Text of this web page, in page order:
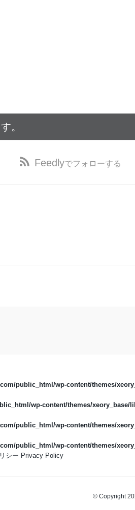
。
Feedlyでフォローする
public_html/wp-content/themes/
wp-content/themes/
public_html/wp-content/themes/
public_html/wp-content/themes/
シー Privacy Policy
© Copyright